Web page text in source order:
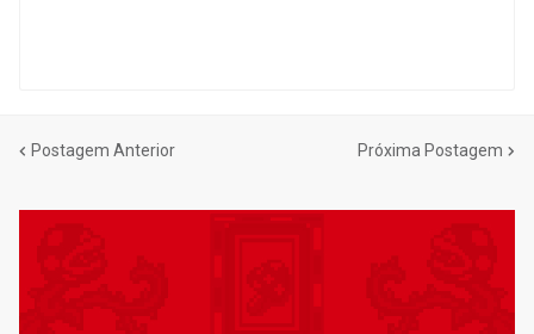
Postagem Anterior Próxima Postagem